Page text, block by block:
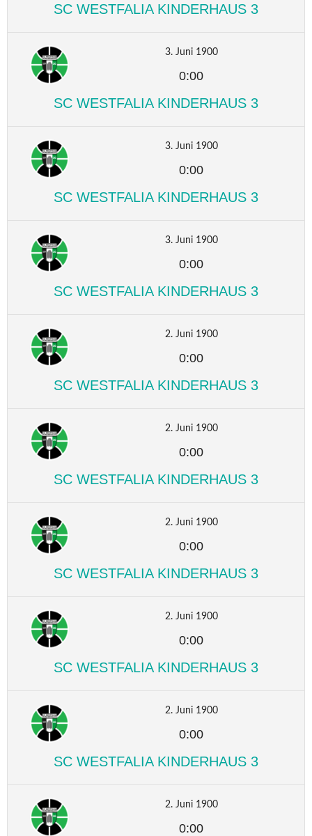
SC WESTFALIA KINDERHAUS 3
3. Juni 1900
0:00
SC WESTFALIA KINDERHAUS 3
3. Juni 1900
0:00
SC WESTFALIA KINDERHAUS 3
3. Juni 1900
0:00
SC WESTFALIA KINDERHAUS 3
2. Juni 1900
0:00
SC WESTFALIA KINDERHAUS 3
2. Juni 1900
0:00
SC WESTFALIA KINDERHAUS 3
2. Juni 1900
0:00
SC WESTFALIA KINDERHAUS 3
2. Juni 1900
0:00
SC WESTFALIA KINDERHAUS 3
2. Juni 1900
0:00
SC WESTFALIA KINDERHAUS 3
2. Juni 1900
0:00